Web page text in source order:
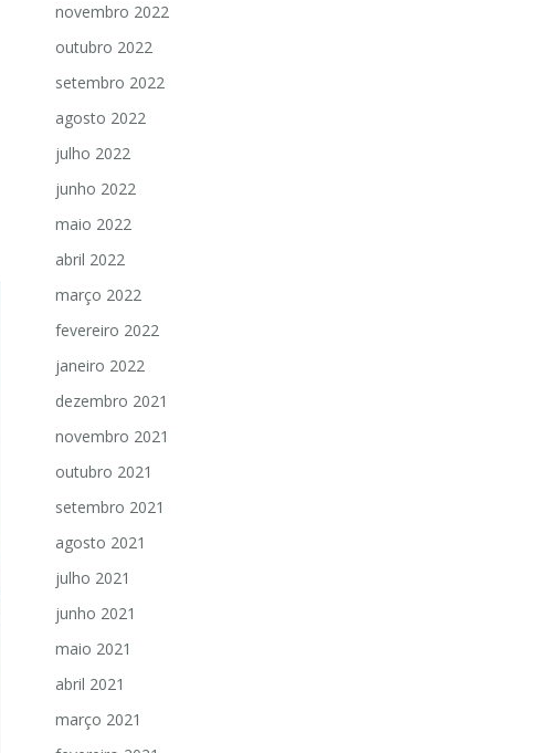
novembro 2022
outubro 2022
setembro 2022
agosto 2022
julho 2022
junho 2022
maio 2022
abril 2022
março 2022
fevereiro 2022
janeiro 2022
dezembro 2021
novembro 2021
outubro 2021
setembro 2021
agosto 2021
julho 2021
junho 2021
maio 2021
abril 2021
março 2021